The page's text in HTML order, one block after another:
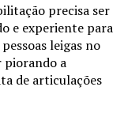
precisa ser
e experiente para
leigas no
piorando a
de articulações